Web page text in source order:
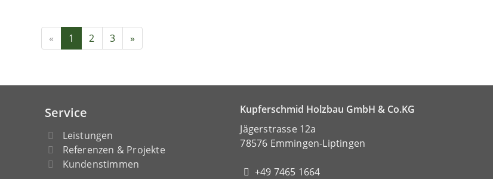
« 1 2 3 »
Service
Leistungen
Referenzen & Projekte
Kundenstimmen
Kupferschmid Holzbau GmbH & Co.KG
Jägerstrasse 12a
78576 Emmingen-Liptingen
+49 7465 1664